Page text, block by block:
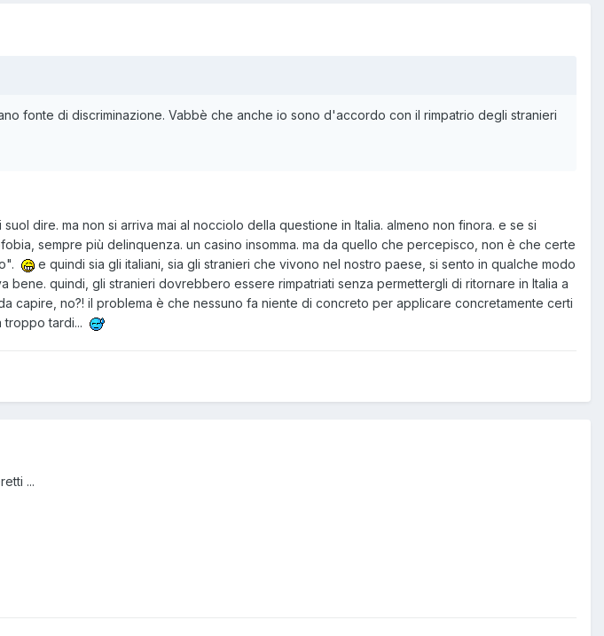
fonte di discriminazione. Vabbè che anche io sono d'accordo con il rimpatrio degli stranieri
dire. ma non si arriva mai al nocciolo della questione in Italia. almeno non finora. e se si
sempre più delinquenza. un casino insomma. ma da quello che percepisco, non è che certe
e quindi sia gli italiani, sia gli stranieri che vivono nel nostro paese, si sento in qualche modo
bene. quindi, gli stranieri dovrebbero essere rimpatriati senza permettergli di ritornare in Italia a
capire, no?! il problema è che nessuno fa niente di concreto per applicare concretamente certi
tardi...
...